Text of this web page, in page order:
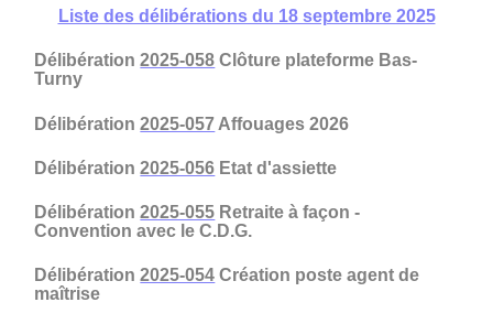
Liste des délibérations du 18 septembre 2025
Délibération2025-058 Clôture plateforme Bas-
Turny
Délibération2025-057 Affouages 2026
Délibération2025-056 Etat d'assiette
Délibération2025-055 Retraite à façon -
Convention avec le C.D.G.
Délibération2025-054 Création poste agent de
maîtrise